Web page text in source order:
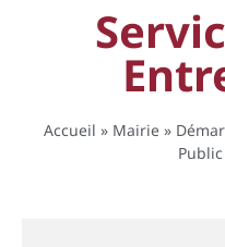
Accueil » Mairie »